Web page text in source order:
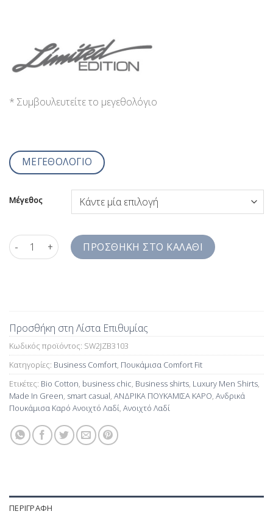
* Συμβουλευτείτε το μεγεθολόγιο
ΜΕΓΕΘΟΛΟΓΙΟ
Μέγεθος
Ανδρικά Πουκάμισα Καρό Ανοιχτό Λαδί Παστέλ Rex Γιακάς
ΠΡΟΣΘΉΚΗ ΣΤΟ ΚΑΛΆΘΙ
Προσθήκη στη Λίστα Επιθυμίας
Κωδικός προϊόντος: SW2JZB3103
Κατηγορίες: Business Comfort, Πουκάμισα Comfort Fit
Ετικέτες: Bio Cotton, business chic, Business shirts, Luxury Men Shirts,
Made In Green, smart casual, ΑΝΔΡΙΚΑ ΠΟΥΚΑΜΙΣΑ ΚΑΡΟ, Ανδρικά
Πουκάμισα Καρό Ανοιχτό Λαδί, Ανοιχτό Λαδί
ΠΕΡΙΓΡΑΦΉ